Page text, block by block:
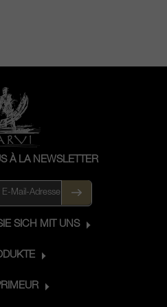
À LA NEWSLETTER
SICH MIT UNS